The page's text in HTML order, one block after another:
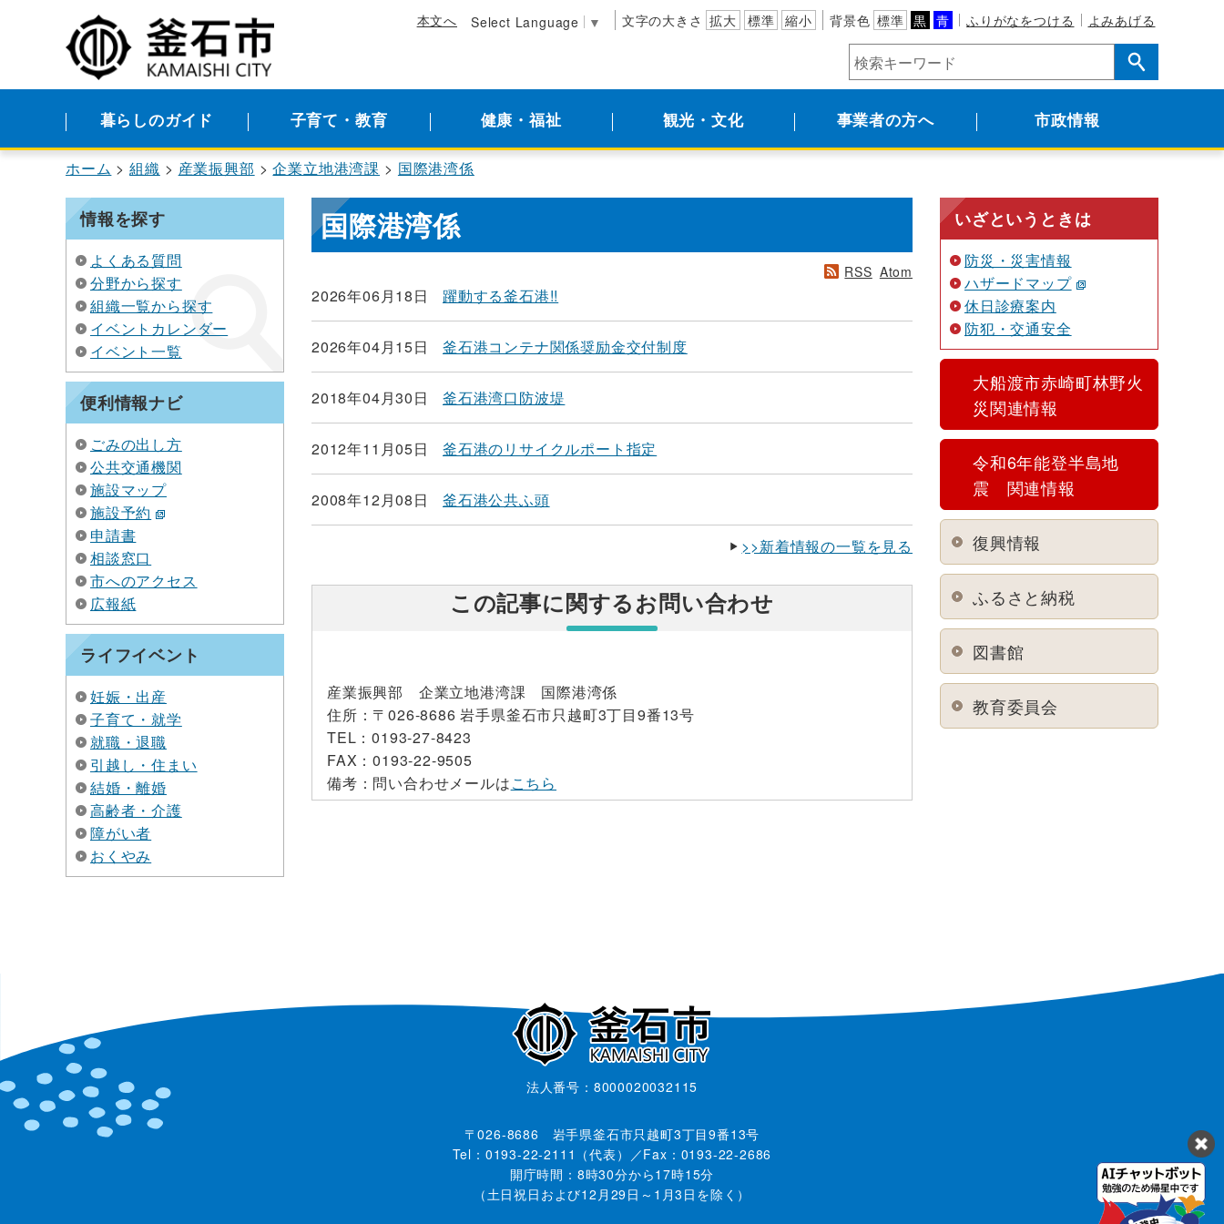
本文へ Select Language ▼ 文字の大きさ 拡大 標準 縮小 背景色 標準 黒 青 ふりがなをつける よみあげる
暮らしのガイド 子育て・教育 健康・福祉 観光・文化 事業者の方へ 市政情報
ホーム 組織 産業振興部 企業立地港湾課 国際港湾係
情報を探す
よくある質問
分野から探す
組織一覧から探す
イベントカレンダー
イベント一覧
便利情報ナビ
ごみの出し方
公共交通機関
施設マップ
施設予約
申請書
相談窓口
市へのアクセス
広報紙
ライフイベント
妊娠・出産
子育て・就学
就職・退職
引越し・住まい
結婚・離婚
高齢者・介護
障がい者
おくやみ
国際港湾係
RSS Atom
2026年06月18日 躍動する釜石港!!
2026年04月15日 釜石港コンテナ関係奨励金交付制度
2018年04月30日 釜石港湾口防波堤
2012年11月05日 釜石港のリサイクルポート指定
2008年12月08日 釜石港公共ふ頭
>>新着情報の一覧を見る
この記事に関するお問い合わせ
産業振興部 企業立地港湾課 国際港湾係
住所 ：〒026-8686 岩手県釜石市只越町3丁目9番13号
TEL ：0193-27-8423
FAX ：0193-22-9505
備考 ：問い合わせメールはこちら
いざというときは
防災・災害情報
ハザードマップ
休日診療案内
防犯・交通安全
大船渡市赤崎町林野火
災関連情報
令和6年能登半島地
震 関連情報
復興情報
ふるさと納税
図書館
教育委員会
法人番号：8000020032115
〒026-8686 岩手県釜石市只越町3丁目9番13号
Tel：0193-22-2111（代表）／Fax：0193-22-2686
開庁時間：8時30分から17時15分
（土日祝日および12月29日～1月3日を除く）